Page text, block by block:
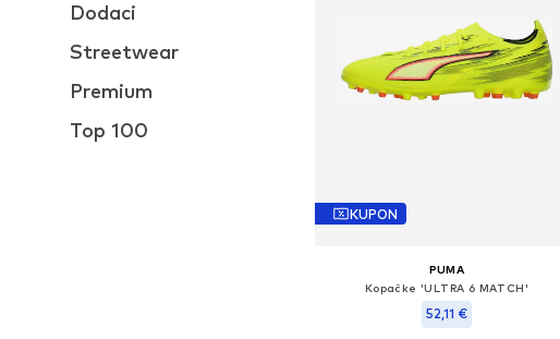
Dodaci
Streetwear
Premium
Top 100
KUPON
PUMA
Kopačke 'ULTRA 6 MATCH'
52,11 €